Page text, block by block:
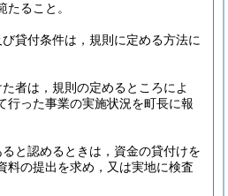
たること。
貸付条件は，規則に定める方法に
者は，規則の定めるところによ
行った事業の実施状況を町長に報
と認めるときは，資金の貸付けを
料の提出を求め，又は実地に検査